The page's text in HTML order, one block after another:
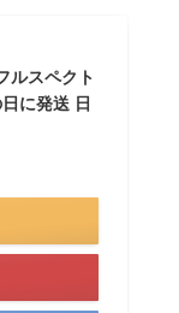
ルスペクト
に発送 日